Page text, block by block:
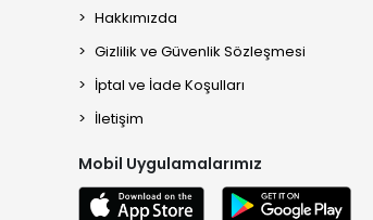
Hakkımızda
Gizlilik ve Güvenlik Sözleşmesi
İptal ve İade Koşulları
İletişim
Mobil Uygulamalarımız